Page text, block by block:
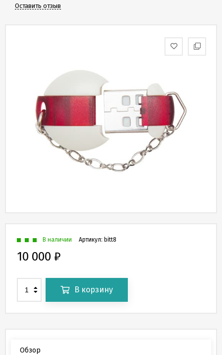
Скидки
Пользовательское
соглашение
Публичная
Оставить отзыв
Артикул: bitt8
В наличии
10 000 ₽
В корзину
Обзор